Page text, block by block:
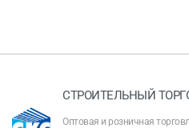
СТРОИТЕЛЬНЫЙ
Оптовая и розничная